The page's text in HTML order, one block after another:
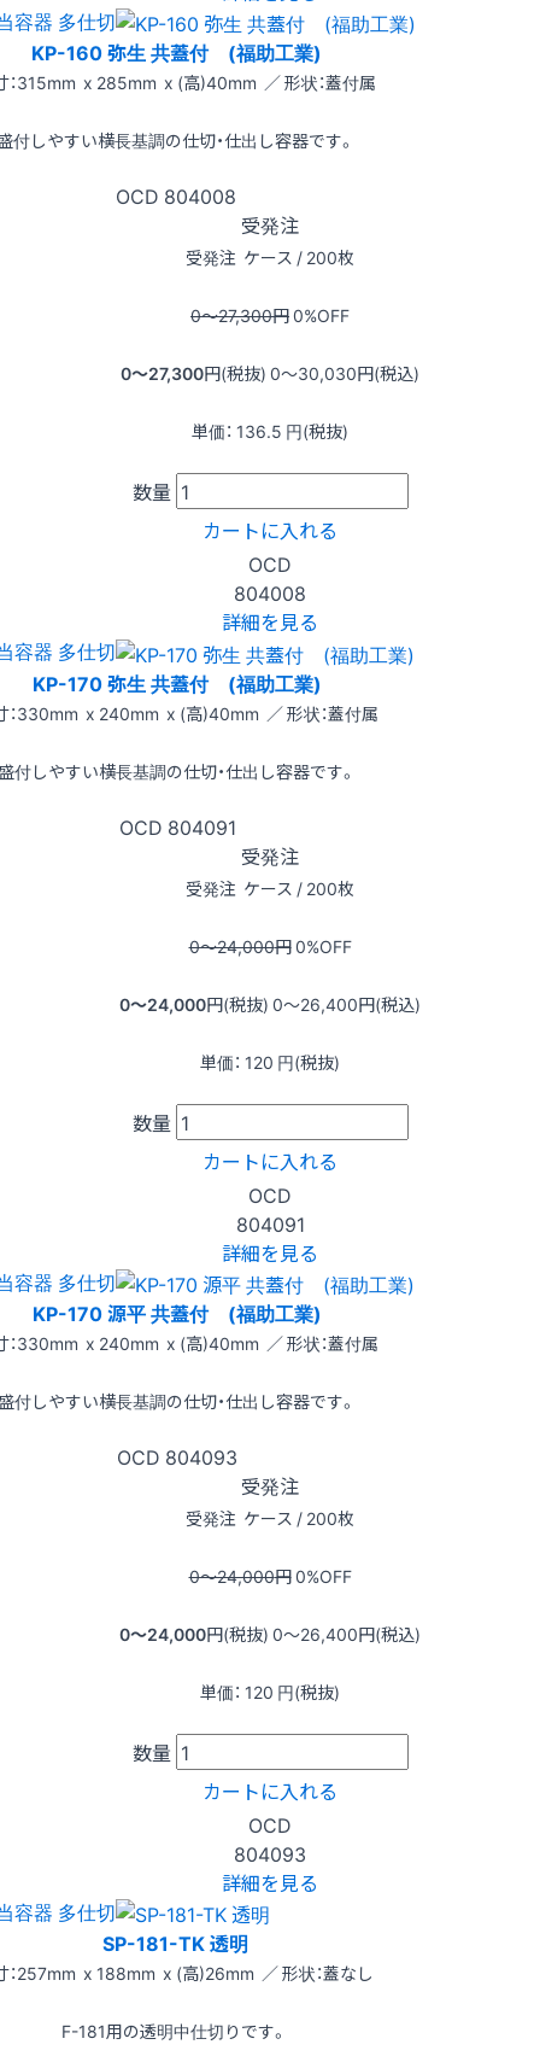
容器 多仕切
KP-160 弥生 共蓋付 (福助工業)
：315mm x 285mm x (高)40mm ／ 形状：蓋付属
付しやすい横長基調の仕切・仕出し容器です。
OCD 804008
受発注
受発注 ケース / 200枚
0〜27,300円0%OFF
0〜27,300円(税抜) 0〜30,030円(税込)
単価： 136.5 円(税抜)
数量
カートに入れる
OCD
804008
詳細を見る
容器 多仕切
KP-170 弥生 共蓋付 (福助工業)
：330mm x 240mm x (高)40mm ／ 形状：蓋付属
付しやすい横長基調の仕切・仕出し容器です。
OCD 804091
受発注
受発注 ケース / 200枚
0〜24,000円0%OFF
0〜24,000円(税抜) 0〜26,400円(税込)
単価： 120 円(税抜)
数量
カートに入れる
OCD
804091
詳細を見る
容器 多仕切
KP-170 源平 共蓋付 (福助工業)
：330mm x 240mm x (高)40mm ／ 形状：蓋付属
付しやすい横長基調の仕切・仕出し容器です。
OCD 804093
受発注
受発注 ケース / 200枚
0〜24,000円0%OFF
0〜24,000円(税抜) 0〜26,400円(税込)
単価： 120 円(税抜)
数量
カートに入れる
OCD
804093
詳細を見る
容器 多仕切
SP-181-TK 透明
：257mm x 188mm x (高)26mm ／ 形状：蓋なし
F-181用の透明中仕切りです。